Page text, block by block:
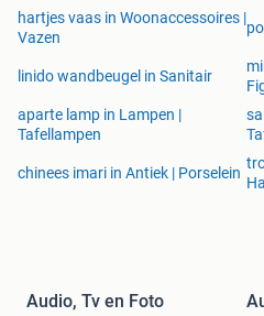
hartjes vaas in Woonaccessoires |
Vazen
linido wandbeugel in Sanitair
aparte lamp in Lampen |
Tafellampen
chinees imari in Antiek | Porselein
Audio, Tv en Foto